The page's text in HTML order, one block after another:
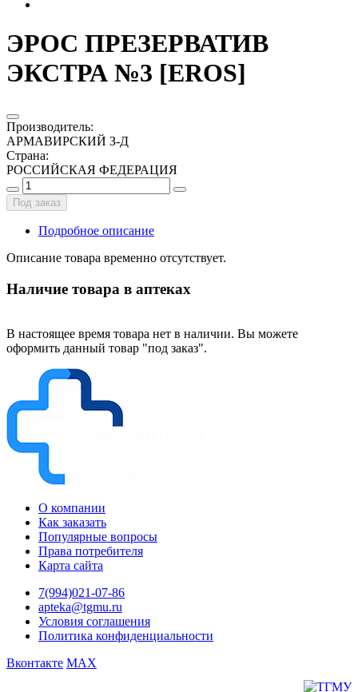
ЭРОС ПРЕЗЕРВАТИВ
ЭКСТРА №3 [EROS]
Производитель:
АРМАВИРСКИЙ З-Д
Страна:
РОССИЙСКАЯ ФЕДЕРАЦИЯ
Под заказ
Подробное описание
Описание товара временно отсутствует.
Наличие товара в аптеках
В настоящее время товара нет в наличии. Вы можете
оформить данный товар "под заказ".
О компании
Как заказать
Популярные вопросы
Права потребителя
Карта сайта
7(994)021-07-86
apteka@tgmu.ru
Условия соглашения
Политика конфиденциальности
Вконтакте MAX